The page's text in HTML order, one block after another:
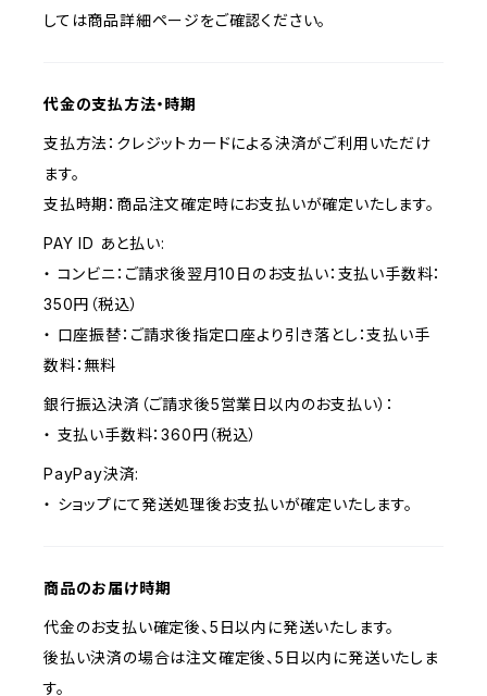
しては商品詳細ページをご確認ください。
代金の支払方法・時期
支払方法：クレジットカードによる決済がご利用いただけ
ます。
支払時期：商品注文確定時にお支払いが確定いたします。
PAY ID あと払い:
・ コンビニ：ご請求後翌月10日のお支払い：支払い手数料：
350円（税込）
・ 口座振替：ご請求後指定口座より引き落とし：支払い手
数料：無料
銀行振込決済（ご請求後5営業日以内のお支払い）：
・ 支払い手数料：360円（税込）
PayPay決済:
・ ショップにて発送処理後お支払いが確定いたします。
商品のお届け時期
代金のお支払い確定後、5日以内に発送いたします。
後払い決済の場合は注文確定後、5日以内に発送いたしま
す。